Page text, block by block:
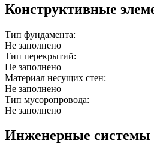
Конструктивные
Тип фундамента:
Не заполнено
Тип перекрытий:
Не заполнено
Материал несущих стен:
Не заполнено
Тип мусоропровода:
Не заполнено
Инженерные системы